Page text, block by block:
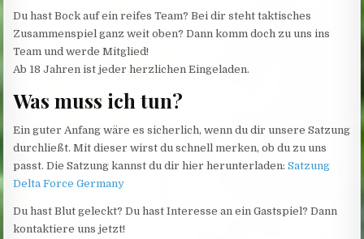
Du hast Bock auf ein reifes Team? Bei dir steht taktisches
Zusammenspiel ganz weit oben? Dann komm doch zu uns ins
Team und werde Mitglied!
Ab 18 Jahren ist jeder herzlichen Eingeladen.
Was muss ich tun?
Ein guter Anfang wäre es sicherlich, wenn du dir unsere Satzung
durchließt. Mit dieser wirst du schnell merken, ob du zu uns
passt. Die Satzung kannst du dir hier herunterladen:Satzung
Delta Force Germany
Du hast Blut geleckt? Du hast Interesse an ein Gastspiel? Dann
kontaktiere uns jetzt!